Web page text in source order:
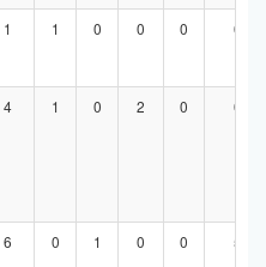
1 1 0 0 0 0
4 1 0 2 0 0
6 0 1 0 0 5